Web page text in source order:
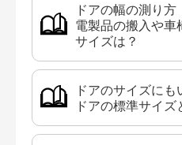
ドアの幅の測り
電製品の搬入や車
サイズは？
ドアのサイズに
ドアの標準サイズ